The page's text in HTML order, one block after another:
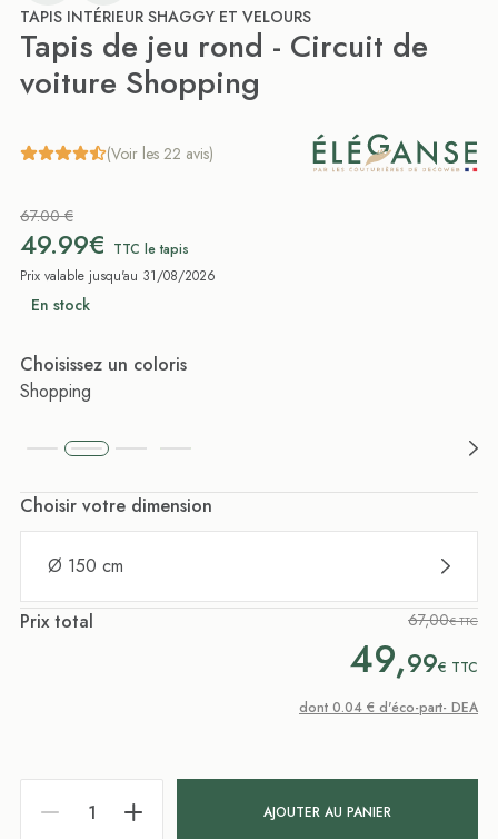
TAPIS INTÉRIEUR SHAGGY ET VELOURS
Tapis de jeu rond - Circuit de
voiture Shopping
(Voir les 22 avis)
67.00 €
49.99€ TTC le tapis
Prix valable jusqu'au 31/08/2026
En stock
Choisissez un coloris
Shopping
Choisir votre dimension
Ø 150 cm
Prix total 67,00€ TTC
49,99€ TTC
dont 0.04 € d'éco-part- DEA
AJOUTER AU PANIER